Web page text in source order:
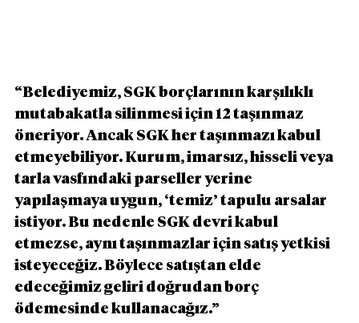
“Belediyemiz, SGK borçlarının karşılıklı
mutabakatla silinmesi için 12 taşınmaz
öneriyor. Ancak SGK her taşınmazı kabul
etmeyebiliyor. Kurum, imarsız, hisseli veya
tarla vasfındaki parseller yerine
yapılaşmaya uygun, ‘temiz’ tapulu arsalar
istiyor. Bu nedenle SGK devri kabul
etmezse, aynı taşınmazlar için satış yetkisi
isteyeceğiz. Böylece satıştan elde
edeceğimiz geliri doğrudan borç
ödemesinde kullanacağız.”